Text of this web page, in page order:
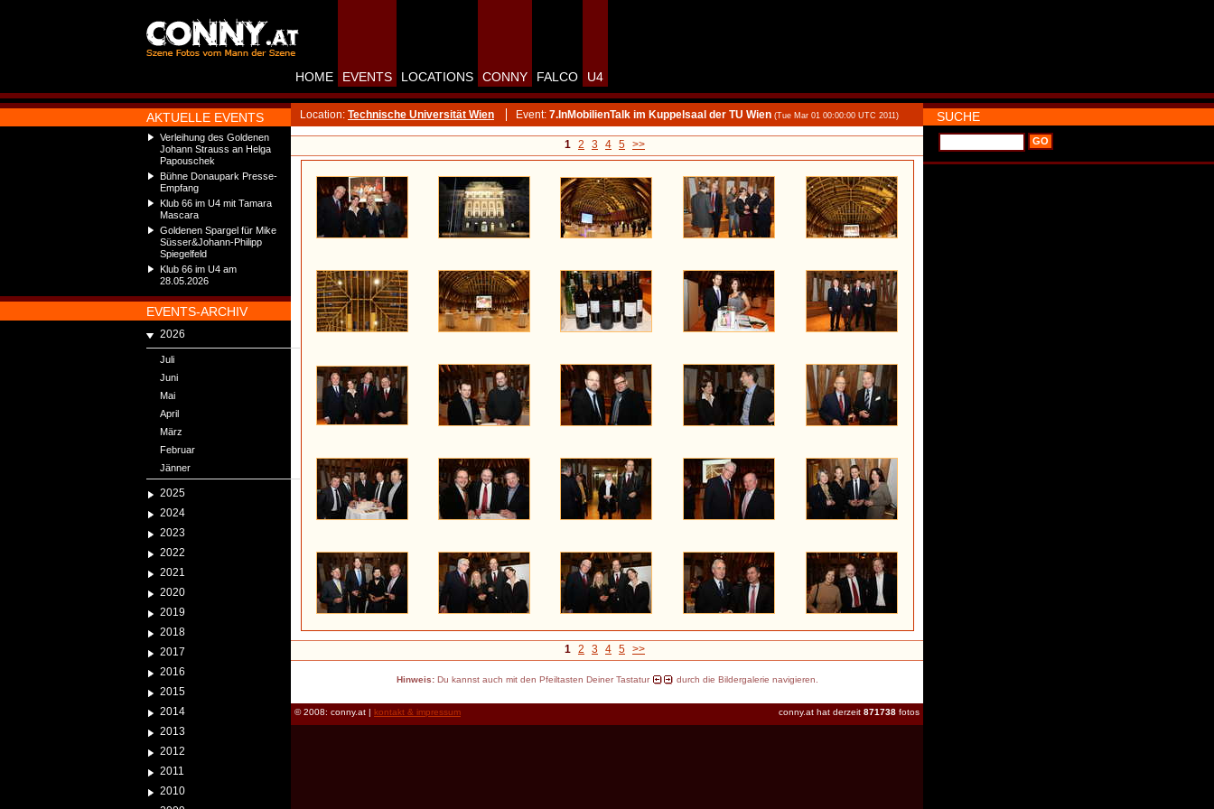
AKTUELLE EVENTS
Verleihung des Goldenen
Johann Strauss an Helga
Papouschek
Bühne Donaupark Presse-
Empfang
Klub 66 im U4 mit Tamara
Mascara
Goldenen Spargel für Mike
Süsser&Johann-Philipp
Spiegelfeld
Klub 66 im U4 am
28.05.2026
EVENTS-ARCHIV
2026
Juli
Juni
Mai
April
März
Februar
Jänner
2025
2024
2023
2022
2021
2020
2019
2018
2017
2016
2015
2014
2013
2012
2011
2010
HOME EVENTS LOCATIONS CONNY FALCO U4
Location: Technische Universität Wien Event: 7.InMobilienTalk im Kuppelsaal der TU Wien (Tue Mar 01 00:00:00 UTC 2011)
1 2 3 4 5 >>
1 2 3 4 5 >>
Hinweis:Du kannst auch mit den Pfeiltasten Deiner Tastatur durch die Bildergalerie navigieren.
conny.at hat derzeit 871738 fotos
© 2008: conny.at | kontakt & impressum
SUCHE